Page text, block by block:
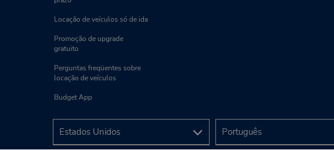
Locação de veículos só de ida
Promoção de upgrade
gratuito
Perguntas freqüentes sobre
locação de veículos
Budget App